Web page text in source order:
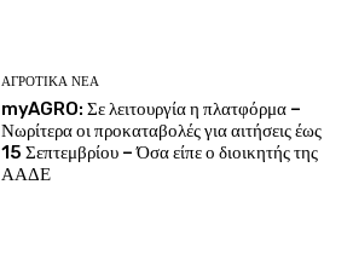
ΑΓΡΟΤΙΚΆ ΝΈΑ
myAGRO: Σε λειτουργία η πλατφόρμα –
Νωρίτερα οι προκαταβολές για αιτήσεις έως
15 Σεπτεμβρίου – Όσα είπε ο διοικητής της
ΑΑΔΕ